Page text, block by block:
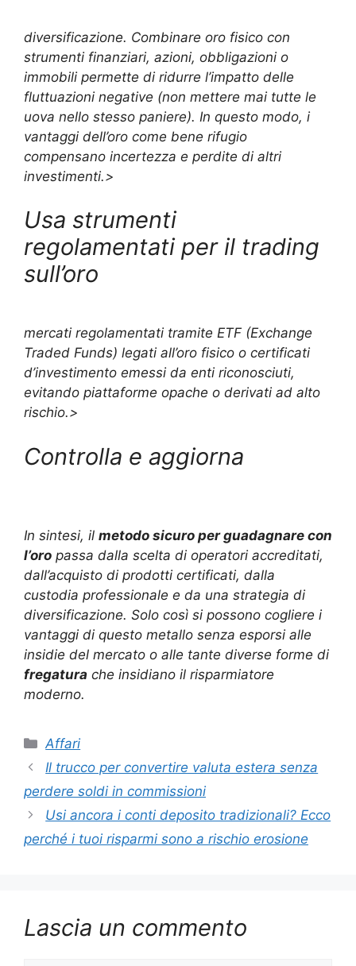
diversificazione. Combinare oro fisico con
strumenti finanziari, azioni, obbligazioni o
immobili permette di ridurre l’impatto delle
fluttuazioni negative (non mettere mai tutte le
uova nello stesso paniere). In questo modo, i
vantaggi dell’oro come bene rifugio
compensano incertezza e perdite di altri
investimenti.>
Usa strumenti
regolamentati per il trading
sull’oro
mercati regolamentati tramite ETF (Exchange
Traded Funds) legati all’oro fisico o certificati
d’investimento emessi da enti riconosciuti,
evitando piattaforme opache o derivati ad alto
rischio.>
Controlla e aggiorna
In sintesi, il metodo sicuro per guadagnare con
l’oro passa dalla scelta di operatori accreditati,
dall’acquisto di prodotti certificati, dalla
custodia professionale e da una strategia di
diversificazione. Solo così si possono cogliere i
vantaggi di questo metallo senza esporsi alle
insidie del mercato o alle tante diverse forme di
fregatura che insidiano il risparmiatore
moderno.
Categorie
Affari
Il trucco per convertire valuta estera senza
perdere soldi in commissioni
Usi ancora i conti deposito tradizionali? Ecco
perché i tuoi risparmi sono a rischio erosione
Lascia un commento